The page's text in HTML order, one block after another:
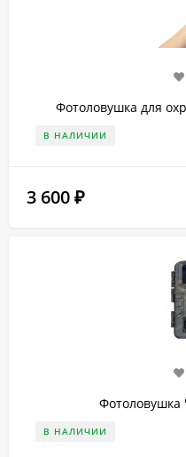
Фотоловушка для
В НАЛИЧИИ
3 600 ₽
Фотоловушка
В НАЛИЧИИ